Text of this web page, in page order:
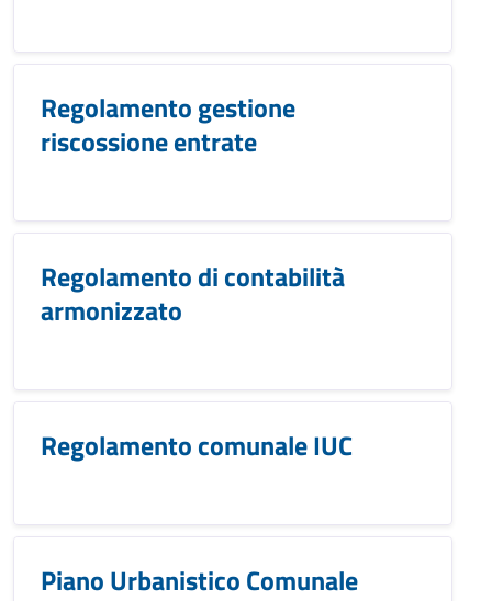
Regolamento gestione
riscossione entrate
Regolamento di contabilità
armonizzato
Regolamento comunale IUC
Piano Urbanistico Comunale